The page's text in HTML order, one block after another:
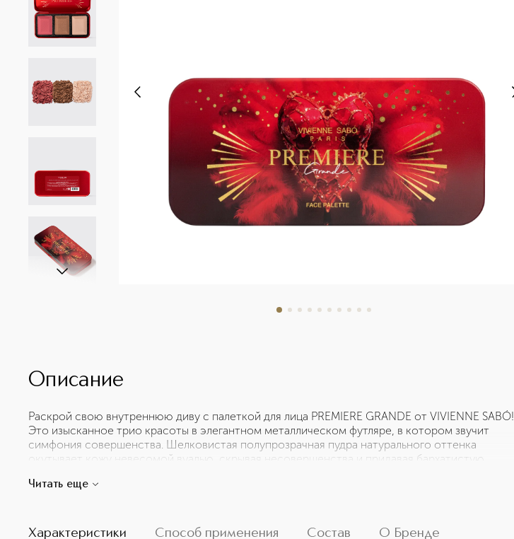
Описание
Раскрой свою внутреннюю диву с палеткой для лица PREMIERE GRANDE от VIVIENNE SABÓ!
Это изысканное трио красоты в элегантном металлическом футляре, в котором звучит
симфония совершенства. Шелковистая полупрозрачная пудра натурального оттенка
окутывает кожу невесомой вуалью, скрывая несовершенства и придавая бархатистую
подчеркивая наслаждение. Бронзер мастерски моделирует черты лица, создавая
театральную элегантность кабаре. PREMIERE GRANDE — ключ к безупречному образу,
Читать еще
Характеристики Способ применения Состав О Бренде